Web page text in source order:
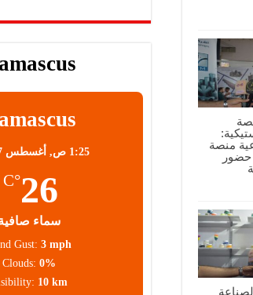
منصة
حضور
1:25 ص, أغسطس 7, 2026
26
°C
سماء
Gust: 3 mph
Clouds: 0%
10 km